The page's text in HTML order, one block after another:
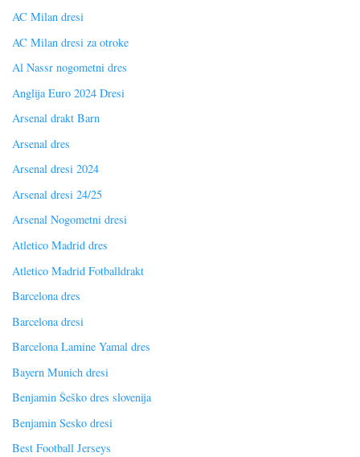
AC Milan dresi
AC Milan dresi za otroke
Al Nassr nogometni dres
Anglija Euro 2024 Dresi
Arsenal drakt Barn
Arsenal dres
Arsenal dresi 2024
Arsenal dresi 24/25
Arsenal Nogometni dresi
Atletico Madrid dres
Atletico Madrid Fotballdrakt
Barcelona dres
Barcelona dresi
Barcelona Lamine Yamal dres
Bayern Munich dresi
Benjamin Šeško dres slovenija
Benjamin Sesko dresi
Best Football Jerseys